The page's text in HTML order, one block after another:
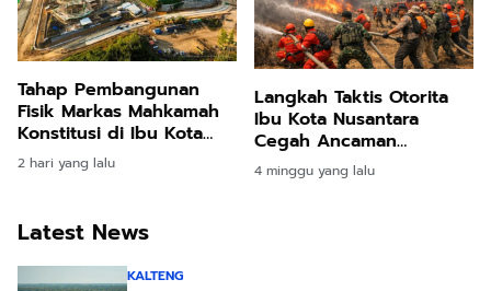
Tahap Pembangunan
Fisik Markas Mahkamah
Konstitusi di Ibu Kota
Nusantara Resmi Dimulai
2 hari yang lalu
Langkah Taktis Otorita
Ibu Kota Nusantara
Cegah Ancaman
Kebakaran Lahan Melalui
Latihan Terpadu
4 minggu yang lalu
Latest News
KALTENG